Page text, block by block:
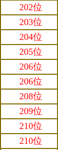
202位
203位
204位
205位
206位
206位
208位
209位
210位
210位